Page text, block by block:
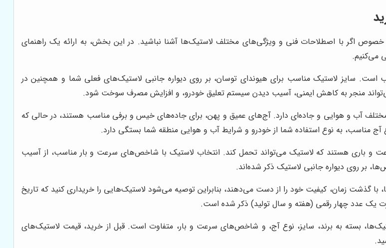
اگر با اصطلاحات فنی و ویژگی‌های مختلف لاستیک‌ها آشنا نباشید. در این بخش، به ارائه یک راهنمای
می‌کنیم.
است. سایز لاستیک مناسب برای هیوندای توسان، بر روی دیواره جانبی لاستیک‌های فعلی شما و همچنین در
منجر به کاهش ایمنی، آسیب دیدن سیستم تعلیق خودرو، و افزایش مصرف سوخت شود.
آب و هوایی و جاده‌ای دارد. آج‌های عمیق و پهن، برای جاده‌های خیس و برفی مناسب هستند، در حالی که
به نوع استفاده شما از خودرو و شرایط آب و هوایی منطقه شما بستگی دارد.
و باری هستند که لاستیک می‌تواند تحمل کند. انتخاب لاستیک با شاخص‌های سرعت و بار مناسب، از آسیب
بر روی دیواره جانبی لاستیک ذکر شده‌اند.
با گذشت زمان، کیفیت خود را از دست می‌دهند، بنابراین توصیه می‌شود لاستیک‌هایی را خریداری کنید که تاریخ
یک عدد چهار رقمی (هفته و سال تولید) ذکر شده است.
بسته به برند، سایز، نوع آج، و شاخص‌های سرعت و بار، متفاوت است. قبل از خرید، قیمت لاستیک‌های